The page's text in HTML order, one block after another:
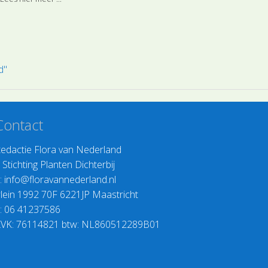
Flora van Nederland
Stichting Planten Dichterbij
info@floravannederland.nl
1992 70F 6221JP Maastricht
06 41237586
76114821 btw: NL860512289B01